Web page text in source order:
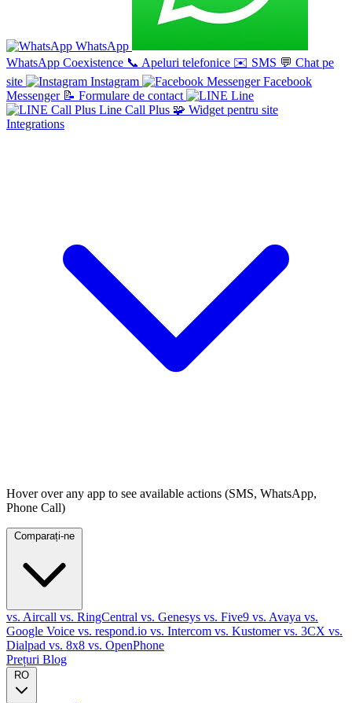
WhatsApp
WhatsApp Coexistence 📞 Apeluri telefonice ✉️ SMS 💬 Chat pe
site
Instagram
Facebook
Messenger 📝 Formulare de contact
Line
Line Call Plus 🧩 Widget pentru site
Integrations
Hover over any app to see available actions (SMS, WhatsApp,
Phone Call)
vs. Aircall vs. RingCentral vs. Genesys vs. Five9 vs. Avaya vs.
Google Voice vs. respond.io vs. Intercom vs. Kustomervs. 3CX vs.
Dialpad vs. 8x8 vs. OpenPhone
Prețuri Blog
RO